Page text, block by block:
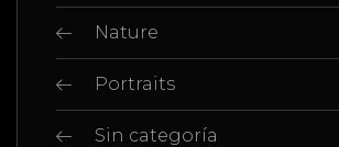
Nature
Portraits
Sin categoría